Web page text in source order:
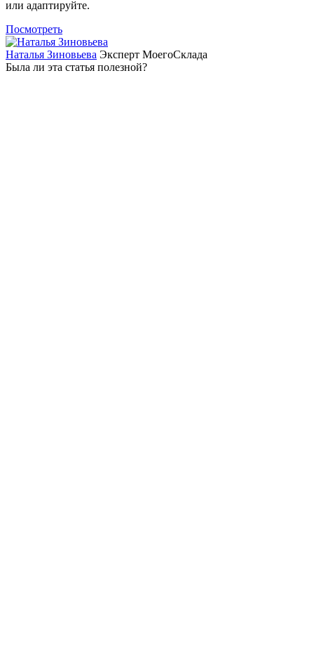
или адаптируйте.
Посмотреть
Наталья Зиновьева Эксперт МоегоСклада
Была ли эта статья полезной?